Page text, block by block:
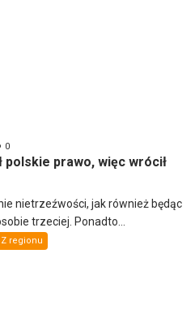
0
polskie prawo, więc wrócił
nietrzeźwości, jak również będąc
trzeciej. Ponadto...
Z regionu